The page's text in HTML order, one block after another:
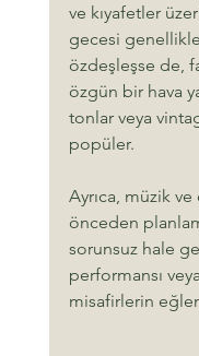
ve kıyafetler
gecesi genellikle
özdeşleşse de,
özgün bir hava
tonlar veya
popüler.
Ayrıca, müzik
önceden
sorunsuz hale
performansı
misafirlerin